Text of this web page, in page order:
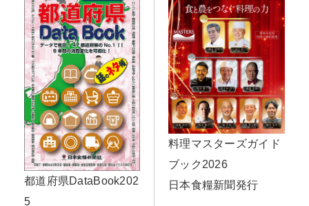
都道府県DataBook202
5
料理マスターズガイド
ブック2026
日本食糧新聞発行